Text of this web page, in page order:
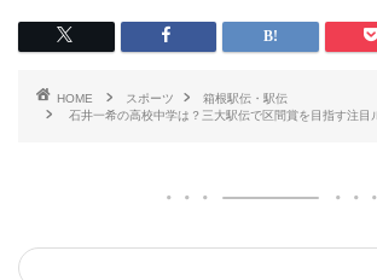
HOME スポーツ
箱根駅伝・駅伝
石井一希の高校中学は？三大駅伝で区間賞を目指す注目